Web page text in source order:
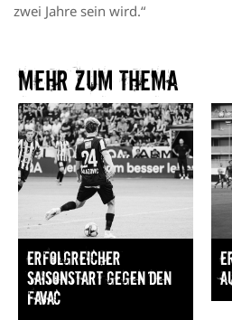
zwei Jahre sein wird.“
Mehr zum Thema​
Erfolgreicher
Saisonstart gegen den
FavAC